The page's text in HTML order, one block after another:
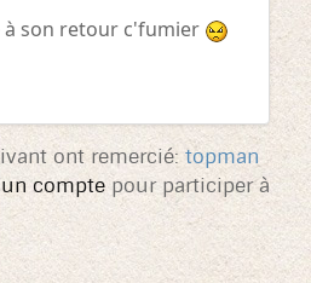
à son retour c'fumier
ont remercié: topman
un compte pour participer à